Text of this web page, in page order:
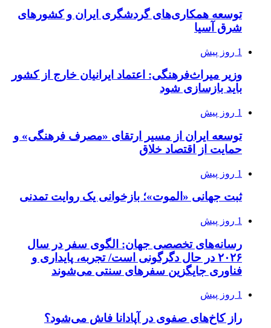
توسعه همکاری‌های گردشگری ایران و کشورهای
شرق آسیا
1 روز پیش
وزیر میراث‌فرهنگی: اعتماد ایرانیان خارج از کشور
باید بازسازی شود
1 روز پیش
توسعه ایران از مسیر ارتقای «مصرف فرهنگی» و
حمایت از اقتصاد خلاق
1 روز پیش
ثبت جهانی «الموت»؛ بازخوانی یک روایت تمدنی
1 روز پیش
رسانه‌های تخصصی جهان: الگوی سفر در سال
۲۰۲۶ در حال دگرگونی است/ تجربه، پایداری و
فناوری جایگزین سفرهای سنتی می‌شوند
1 روز پیش
راز کاخ‌های صفوی در آپادانا فاش می‌شود؟